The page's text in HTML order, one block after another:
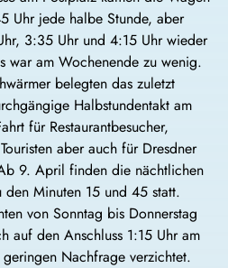
Uhr jede halbe Stunde, aber
3:35 Uhr und 4:15 Uhr wieder
war am Wochenende zu wenig.
belegten das zuletzt
Halbstundentakt am
für Restaurantbesucher,
aber auch für Dresdner
9. April finden die nächtlichen
den Minuten 15 und 45 statt.
von Sonntag bis Donnerstag
auf den Anschluss 1:15 Uhr am
Nachfrage verzichtet.